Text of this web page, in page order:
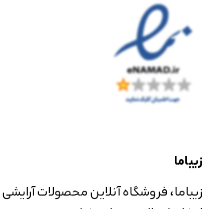
زیباما
زیباما، فروشگاه آنلاین محصولات